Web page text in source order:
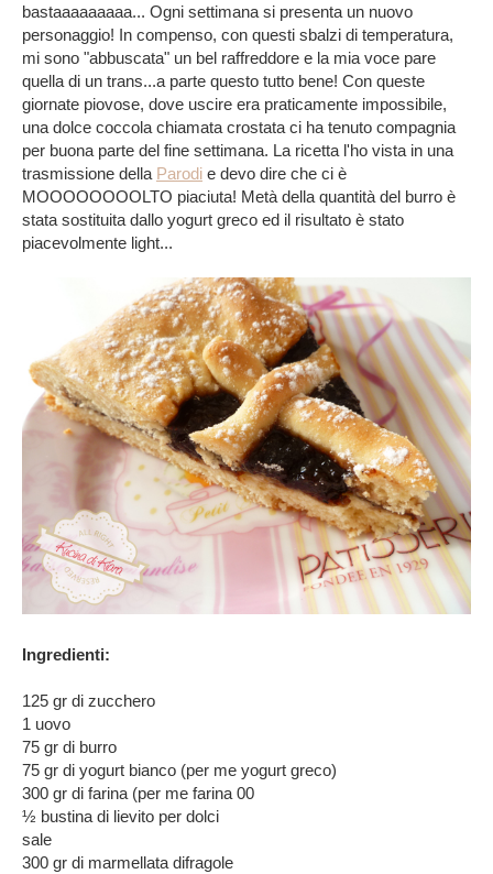
bastaaaaaaaaa... Ogni settimana si presenta un nuovo
personaggio! In compenso, con questi sbalzi di temperatura,
mi sono "abbuscata" un bel raffreddore e la mia voce pare
quella di un trans...a parte questo tutto bene! Con queste
giornate piovose, dove uscire era praticamente impossibile,
una dolce coccola chiamata crostata ci ha tenuto compagnia
per buona parte del fine settimana. La ricetta l'ho vista in una
trasmissione della Parodi e devo dire che ci è
MOOOOOOOOLTO piaciuta! Metà della quantità del burro è
stata sostituita dallo yogurt greco ed il risultato è stato
piacevolmente light...
Ingredienti:
125 gr di zucchero
1 uovo
75 gr di burro
75 gr di yogurt bianco (per me yogurt greco)
300 gr di farina (per me farina 00
½ bustina di lievito per dolci
sale
300 gr di marmellata difragole